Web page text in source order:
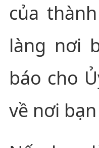
của
làng nơi
báo cho
về nơi